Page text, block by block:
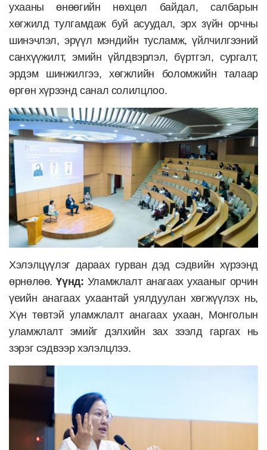
ухааны өнөөгийн нөхцөл байдал, салбарын
хөгжилд тулгамдаж буй асуудал, эрх зүйн орчны
шинэчлэл, эрүүл мэндийн тусламж, үйлчилгээний
санхүүжилт, эмийн үйлдвэрлэл, бүртгэл, сургалт,
эрдэм шинжилгээ, хөгжлийн боломжийн талаар
өргөн хүрээнд санал солилцлоо.
Хэлэлцүүлэг дараах гурван дэд сэдвийн хүрээнд
өрнөлөө.Үүнд: Уламжлалт анагаах ухааныг орчин
үеийн анагаах ухаантай уялдуулан хөгжүүлэх нь,
Хүн төвтэй уламжлалт анагаах ухаан, Монголын
уламжлалт эмийг дэлхийн зах зээлд гаргах нь
зэрэг сэдвээр хэлэлцлээ.